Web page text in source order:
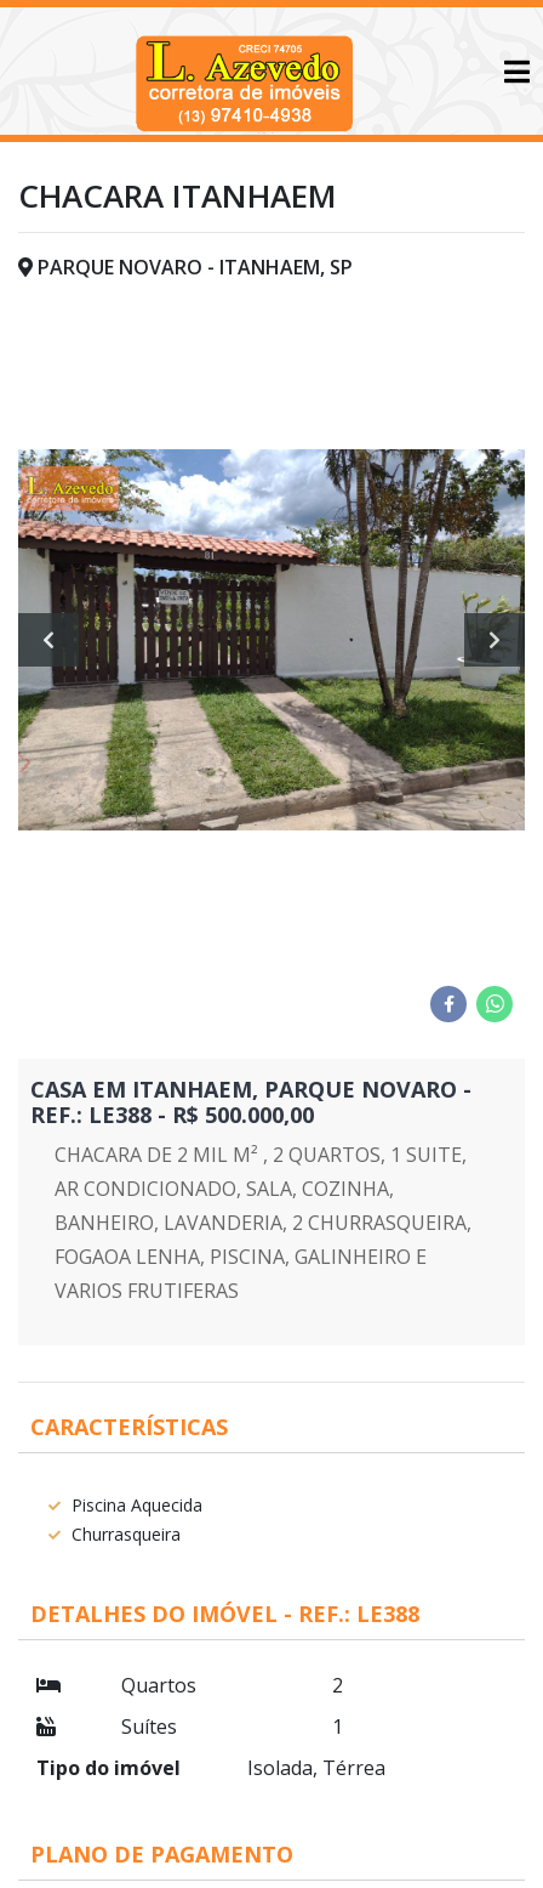
CHACARA ITANHAEM
PARQUE NOVARO - ITANHAEM, SP
CASA EM ITANHAEM, PARQUE NOVARO -
REF.: LE388 - R$ 500.000,00
CHACARA DE 2 MIL M² , 2 QUARTOS, 1 SUITE,
AR CONDICIONADO, SALA, COZINHA,
BANHEIRO, LAVANDERIA, 2 CHURRASQUEIRA,
FOGAOA LENHA, PISCINA, GALINHEIRO E
VARIOS FRUTIFERAS
CARACTERÍSTICAS
Piscina Aquecida
Churrasqueira
DETALHES DO IMÓVEL - REF.: LE388
Quartos
2
Suítes
1
Tipo do imóvel
Isolada, Térrea
PLANO DE PAGAMENTO